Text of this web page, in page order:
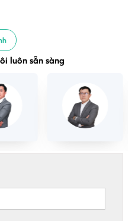
luôn sẵn sàng